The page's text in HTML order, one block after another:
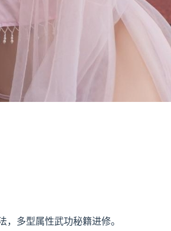
多型属性武功秘籍进修。